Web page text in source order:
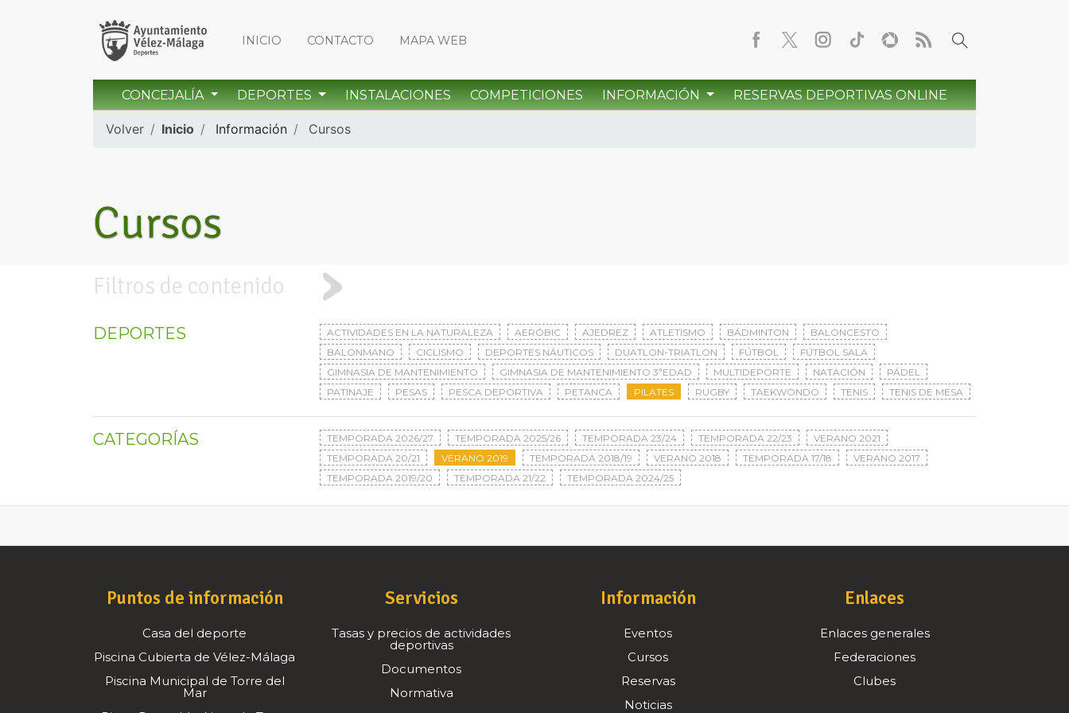
INICIO CONTACTO MAPA WEB
CONCEJALÍA DEPORTES INSTALACIONES COMPETICIONES INFORMACIÓN RESERVAS DEPORTIVAS ONLINE
Volver Inicio Información Cursos
Cursos
Filtros de contenido
DEPORTES ACTIVIDADES EN LA NATURALEZA AERÓBIC AJEDREZ ATLETISMO BÁDMINTON
BALONCESTO
BALONMANO
CICLISMO DEPORTES NÁUTICOS DUATLON-TRIATLON FÚTBOL
FÚTBOL SALA
GIMNASIA DE MANTENIMIENTO
GIMNASIA DE MANTENIMIENTO 3ªEDAD MULTIDEPORTE NATACIÓN
PÁDEL
PATINAJE
PESAS PESCA DEPORTIVA PETANCA PILATES RUGBY TAEKWONDO TENIS TENIS DE MESA
CATEGORÍAS TEMPORADA 2026/27 TEMPORADA 2025/26 TEMPORADA 23/24 TEMPORADA 22/23
VERANO 2021
TEMPORADA 20/21
VERANO 2019 TEMPORADA 2018/19 VERANO 2018 TEMPORADA 17/18
VERANO 2017
TEMPORADA 2019/20
TEMPORADA 21/22 TEMPORADA 2024/25
Puntos de información
Casa del deporte
Piscina Cubierta de Vélez-Málaga
Piscina Municipal de Torre del
Mar
Servicios
Tasas y precios de actividades
deportivas
Documentos
Normativa
Información
Eventos
Cursos
Reservas
Noticias
Enlaces
Enlaces generales
Federaciones
Clubes